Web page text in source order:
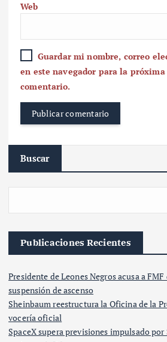
Web
Guardar mi nombre, correo
en este navegador para la
comentario.
Buscar
Publicaciones Recientes
Presidente de Leones Negros acusa a
suspensión de ascenso
Sheinbaum reestructura la Oficina de la
vocería oficial
SpaceX supera previsiones impulsado